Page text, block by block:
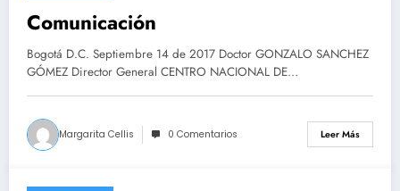
Comunicación
Bogotá D.C. Septiembre 14 de 2017 Doctor GONZALO SANCHEZ
GÓMEZ Director General CENTRO NACIONAL DE…
Margarita Cellis 0 Comentarios Leer Más